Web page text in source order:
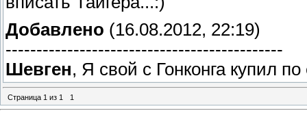
Добавлено (16.08.2012, 22:19)
---------------------------------------------
Шевген, Я свой с Гонконга купил
Страница 1 из 1 1